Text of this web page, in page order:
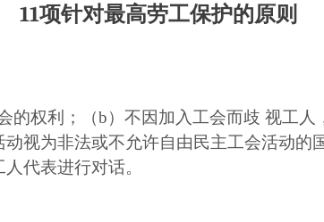
11项针对最高劳工保护的原则
权利；（b）不因加入工会而歧 视工
视为非法或不允许自由民主工会活动
代表进行对话。